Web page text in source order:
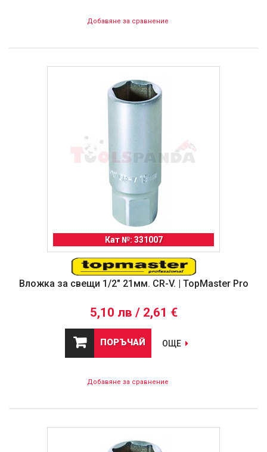
Добавяне за сравнение
Кат №: 331007
Вложка за свещи 1/2" 21мм. CR-V. | TopMaster Pro
5,10 лв / 2,61 €
ПОРЪЧАЙ ОЩЕ
Добавяне за сравнение